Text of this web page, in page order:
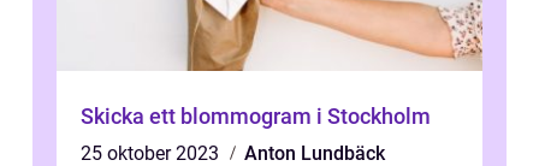
Skicka ett blommogram i Stockholm
25 oktober 2023
Anton Lundbäck